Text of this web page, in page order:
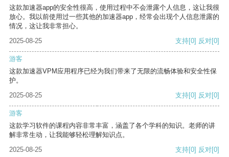
这款加速器app的安全性很高，使用过程中不会泄露个人信息，这让我很
放心。我以前使用过一些其他的加速器app，经常会出现个人信息泄露的
情况，这让我非常担心。
2025-08-25
支持[0] 反对[0]
游客
这款加速器VPM应用程序已经为我们带来了无限的流畅体验和安全性保
护。
2025-08-25
支持[0] 反对[0]
游客
这款学习软件的课程内容非常丰富，涵盖了各个学科的知识。老师的讲
解非常生动，让我能够轻松理解知识点。
2025-08-25
支持[0] 反对[0]